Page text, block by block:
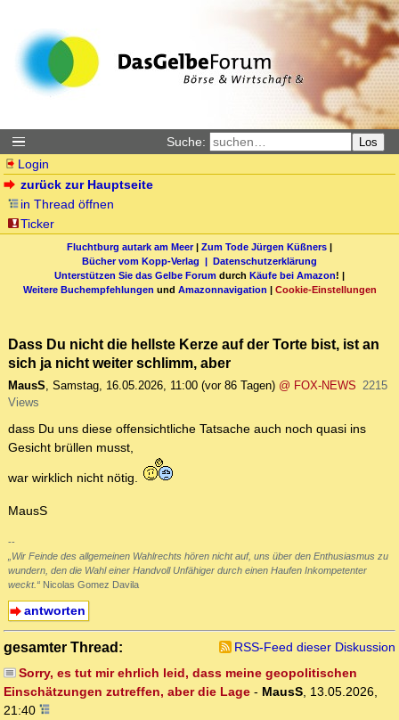
Suche: Los
Login
zurück zur Hauptseite
in Thread öffnen
Ticker
Fluchtburg autark am Meer| Zum Tode Jürgen Küßners |
Bücher vom Kopp-Verlag | Datenschutzerklärung
Unterstützen Sie das Gelbe Forum durch Käufe bei Amazon! |
Weitere Buchempfehlungen und Amazonnavigation | Cookie-Einstellungen
Dass Du nicht die hellste Kerze auf der Torte bist, ist an
sich ja nicht weiter schlimm, aber
MausS, Samstag, 16.05.2026, 11:00 (vor 86 Tagen) @ FOX-NEWS 2215
Views
dass Du uns diese offensichtliche Tatsache auch noch quasi ins
Gesicht brüllen musst,
war wirklich nicht nötig.
MausS
--
„Wir Feinde des allgemeinen Wahlrechts hören nicht auf, uns über den Enthusiasmus zu
wundern, den die Wahl einer Handvoll Unfähiger durch einen Haufen Inkompetenter
weckt.“ Nicolas Gomez Davila
antworten
gesamter Thread:
RSS-Feed dieser Diskussion
Sorry, es tut mir ehrlich leid, dass meine geopolitischen
Einschätzungen zutreffen, aber die Lage - MausS, 13.05.2026,
21:40